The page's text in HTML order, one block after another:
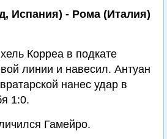
Испания) - Рома (Италия)
Корреа в подкате
линии и навесил. Антуан
нанес удар в
1:0.
Гамейро.